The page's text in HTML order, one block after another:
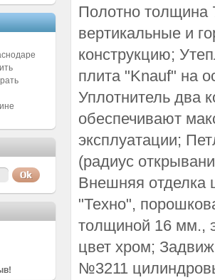
Полотно толщина
вертикальные и
конструкцию;
плита "Knauf" на
Уплотнитель два
обеспечивают
эксплуатации;
(радиус
Внешняя отделка
"Техно",
толщиной 16 мм.,
цвет хром;
№3211